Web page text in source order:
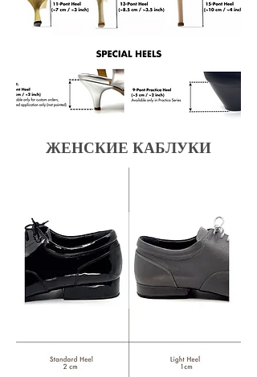
ЖЕНСКИЕ КАБЛУКИ